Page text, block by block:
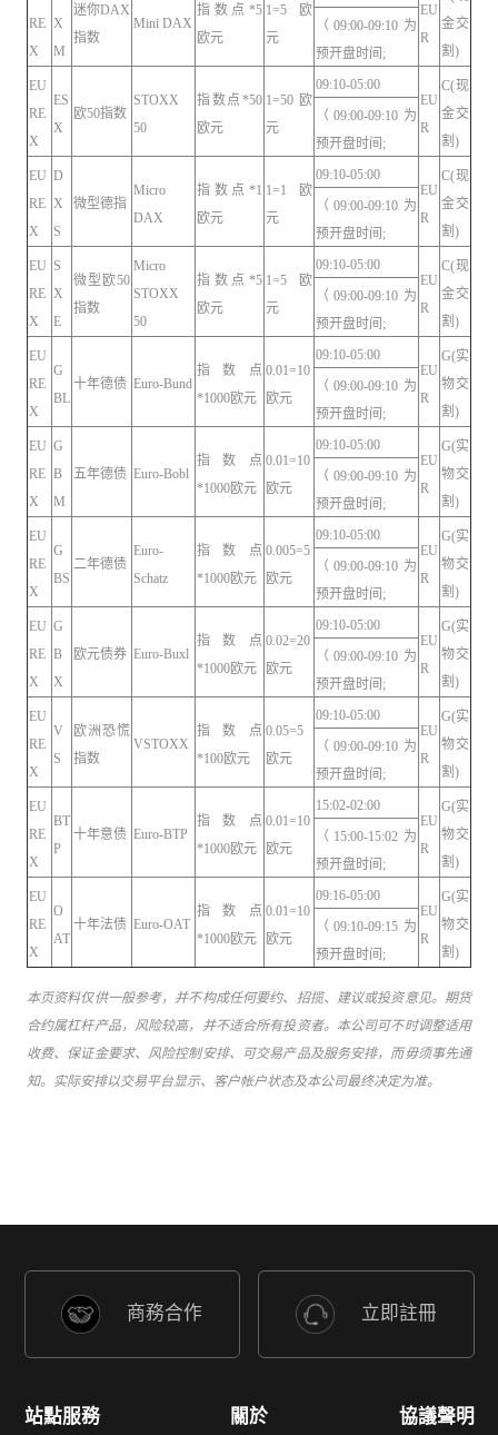
RE
X
X
M
迷你DAX
指数
Mini DAX
指数点*5
欧元
1=5欧
元
EU
R
金交
割)
（09:00-09:10为
预开盘时间;
EU
RE
X
ES
X
欧50指数
STOXX
50
指数点*50
欧元
1=50欧
元
09:10-05:00
EU
R
C(现
金交
割)
（09:00-09:10为
预开盘时间;
EU
RE
X
D
X
S
微型德指
Micro
DAX
指数点*1
欧元
1=1欧
元
09:10-05:00
EU
R
C(现
金交
割)
（09:00-09:10为
预开盘时间;
EU
RE
X
S
X
E
微型欧50
指数
Micro
STOXX
50
指数点*5
欧元
1=5欧
元
09:10-05:00
EU
R
C(现
金交
割)
（09:00-09:10为
预开盘时间;
EU
RE
X
G
BL
十年德债 Euro-Bund
指数点
*1000欧元
0.01=10
欧元
09:10-05:00
EU
R
G(实
物交
割)
（09:00-09:10为
预开盘时间;
EU
RE
X
G
B
M
五年德债 Euro-Bobl
指数点
*1000欧元
0.01=10
欧元
09:10-05:00
EU
R
G(实
物交
割)
（09:00-09:10为
预开盘时间;
EU
RE
X
G
BS
二年德债
Euro-
Schatz
指数点
*1000欧元
0.005=5
欧元
09:10-05:00
EU
R
G(实
物交
割)
（09:00-09:10为
预开盘时间;
EU
RE
X
G
B
X
欧元债券 Euro-Buxl
指数点
*1000欧元
0.02=20
欧元
09:10-05:00
EU
R
G(实
物交
割)
（09:00-09:10为
预开盘时间;
EU
RE
X
V
S
欧洲恐慌
指数
VSTOXX
指数点
*100欧元
0.05=5
欧元
09:10-05:00
EU
R
G(实
物交
割)
（09:00-09:10为
预开盘时间;
EU
RE
X
BT
P
十年意债 Euro-BTP
指数点
*1000欧元
0.01=10
欧元
15:02-02:00
EU
R
G(实
物交
割)
（15:00-15:02为
预开盘时间;
EU
RE
X
O
AT
十年法债 Euro-OAT
指数点
*1000欧元
0.01=10
欧元
09:16-05:00
EU
R
G(实
物交
割)
（09:10-09:15为
预开盘时间;
本页资料仅供一般参考，并不构成任何要约、招揽、建议或投资意见。期货
合约属杠杆产品，风险较高，并不适合所有投资者。本公司可不时调整适用
收费、保证金要求、风险控制安排、可交易产品及服务安排，而毋须事先通
知。实际安排以交易平台显示、客户帐户状态及本公司最终决定为准。
商務合作 立即註冊
站點服務
關於
協議聲明